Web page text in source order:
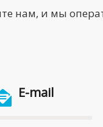
нам, и мы
E-mail